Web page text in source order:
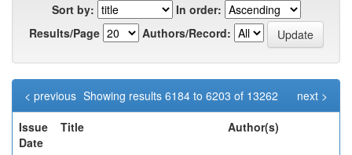
Sort by:
In order:
Results/Page
Authors/Record:
Showing results 6184 to 6203 of 13262
< previous
next >
Issue
Date
Title Author(s)